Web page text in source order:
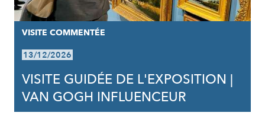
VISITE COMMENTÉE
13/12/2026
VISITE GUIDÉE DE L'EXPOSITION |
VAN GOGH INFLUENCEUR